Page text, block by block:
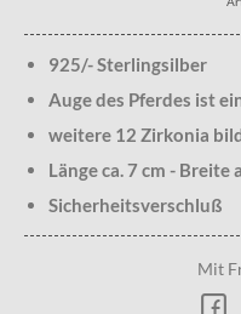
925/- Sterlingsilber
Auge des Pferdes ist
weitere 12 Zirkonia
Länge ca. 7 cm - Breite
Sicherheitsverschluß
Mit